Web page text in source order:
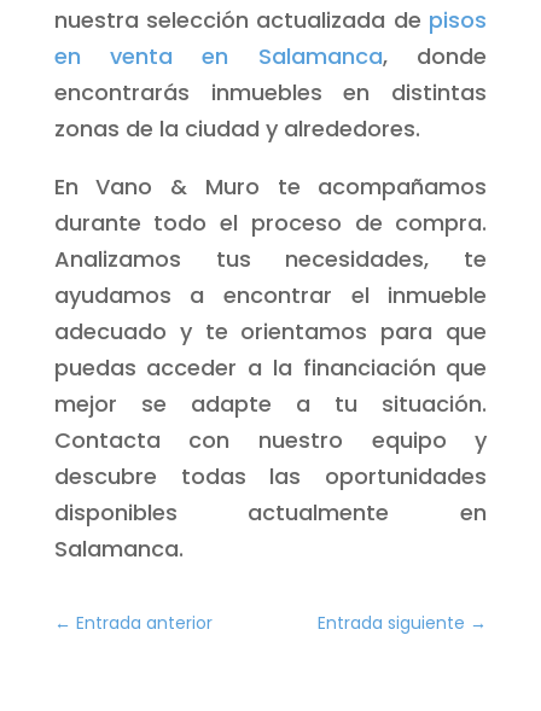
nuestra selección actualizada de pisos
en venta en Salamanca, donde
encontrarás inmuebles en distintas
zonas de la ciudad y alrededores.
En Vano & Muro te acompañamos
durante todo el proceso de compra.
Analizamos tus necesidades, te
ayudamos a encontrar el inmueble
adecuado y te orientamos para que
puedas acceder a la financiación que
mejor se adapte a tu situación.
Contacta con nuestro equipo y
descubre todas las oportunidades
disponibles actualmente en
Salamanca.
← Entrada anterior Entrada siguiente →